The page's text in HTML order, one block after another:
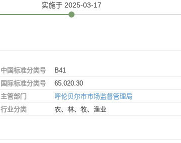
实施于 2025-03-17
中国标准分类号
B41
国际标准分类号
65.020.30
主管部门
呼伦贝尔市市场监督管理局
行业分类
农、林、牧、渔业